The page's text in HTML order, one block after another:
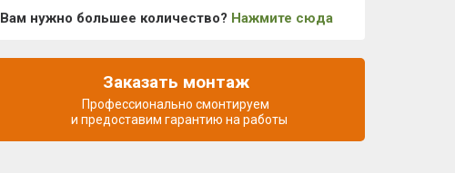
Вам нужно большее количество? Нажмите сюда
Заказать монтаж
Профессионально смонтируем
и предоставим гарантию на работы